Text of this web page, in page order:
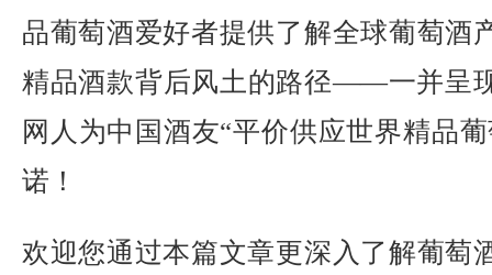
品葡萄酒爱好者提供了解全球葡萄酒
精品酒款背后风土的路径——一并呈
网人为中国酒友“平价供应世界精品
诺！
欢迎您通过本篇文章更深入了解葡萄